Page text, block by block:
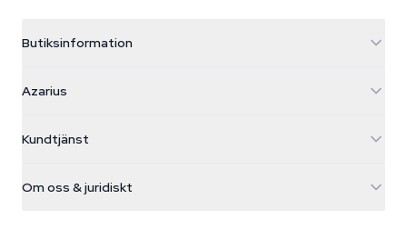
Butiksinformation
Galvaniweg 11
Nederland
+31(0)204897914
Azarius
Magiska svampar
Smokeshop
Kundtjänst
Returpolicy
Om oss & juridiskt